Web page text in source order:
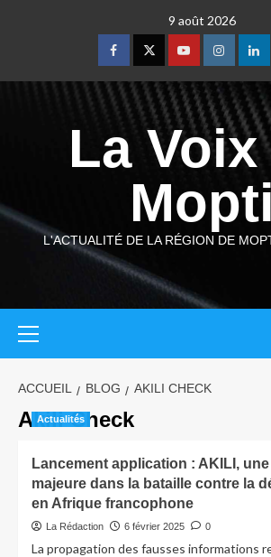
9 août 2026
La
Mopti
L'ACTUALITÉ DE LA RÉGION DE
ACCUEIL BLOG AKILI CHECK
Akili Check
Actualités
Lancement application : AKILI,
majeure dans la bataille contre la
en Afrique francophone
La Rédaction 6 février 2025 0
La propagation des fausses informations